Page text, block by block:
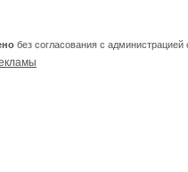
без согласования с администрацией